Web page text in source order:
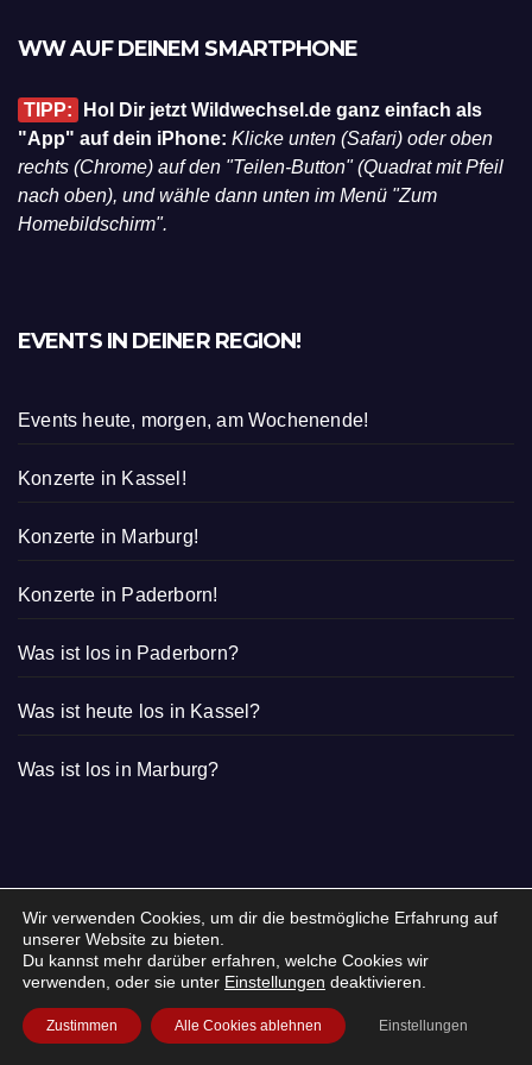
WW AUF DEINEM SMARTPHONE
TIPP:
Hol Dir jetzt Wildwechsel.de ganz einfach als
"App" auf dein iPhone: Klicke unten (Safari) oder oben
rechts (Chrome) auf den "Teilen-Button" (Quadrat mit Pfeil
nach oben), und wähle dann unten im Menü "Zum
Homebildschirm".
EVENTS IN DEINER REGION!
Events heute, morgen, am Wochenende!
Konzerte in Kassel!
Konzerte in Marburg!
Konzerte in Paderborn!
Was ist los in Paderborn?
Was ist heute los in Kassel?
Was ist los in Marburg?
Wir verwenden Cookies, um dir die bestmögliche Erfahrung auf
unserer Website zu bieten.
Du kannst mehr darüber erfahren, welche Cookies wir
verwenden, oder sie unter Einstellungen deaktivieren.
Zustimmen Alle Cookies ablehnen Einstellungen